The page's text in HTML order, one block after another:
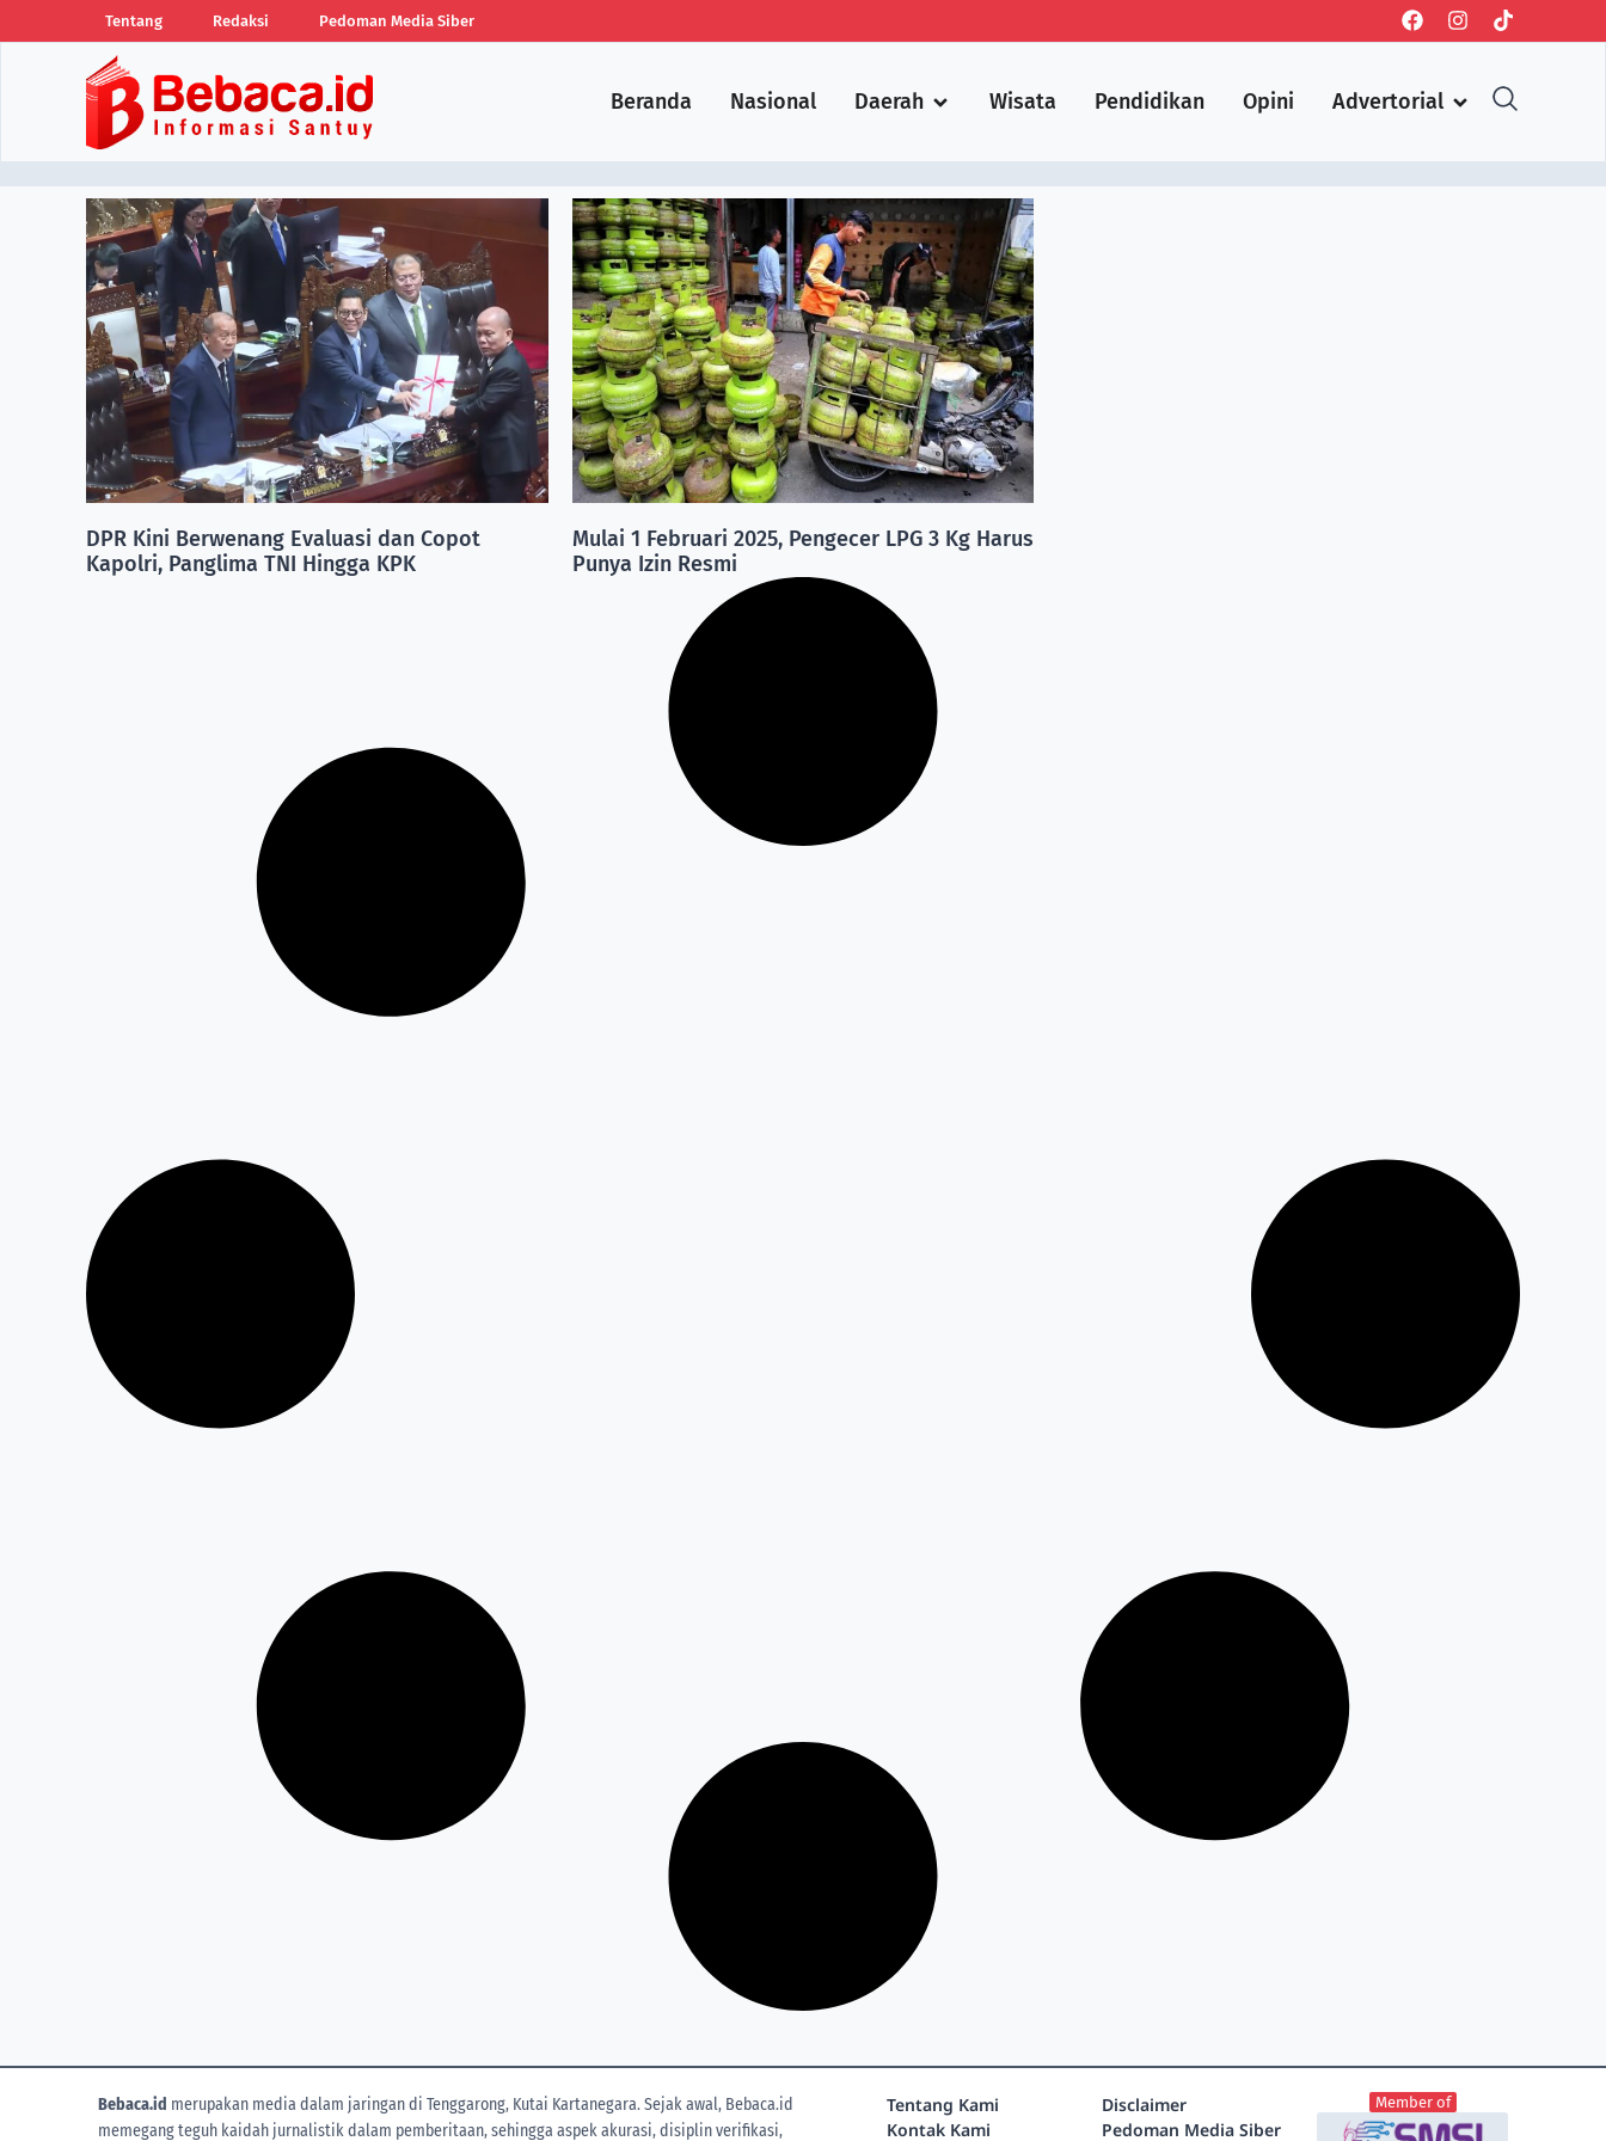
Tentang Redaksi Pedoman Media Siber
Beranda Nasional Daerah Wisata Pendidikan Opini Advertorial
DPR Kini Berwenang Evaluasi dan Copot
Kapolri, Panglima TNI Hingga KPK
Mulai 1 Februari 2025, Pengecer LPG 3 Kg Harus
Punya Izin Resmi
Bebaca.id merupakan media dalam jaringan di Tenggarong, Kutai Kartanegara. Sejak awal, Bebaca.id
memegang teguh kaidah jurnalistik dalam pemberitaan, sehingga aspek akurasi, disiplin verifikasi,
Tentang Kami
Kontak Kami
Disclaimer
Pedoman Media Siber
Member of